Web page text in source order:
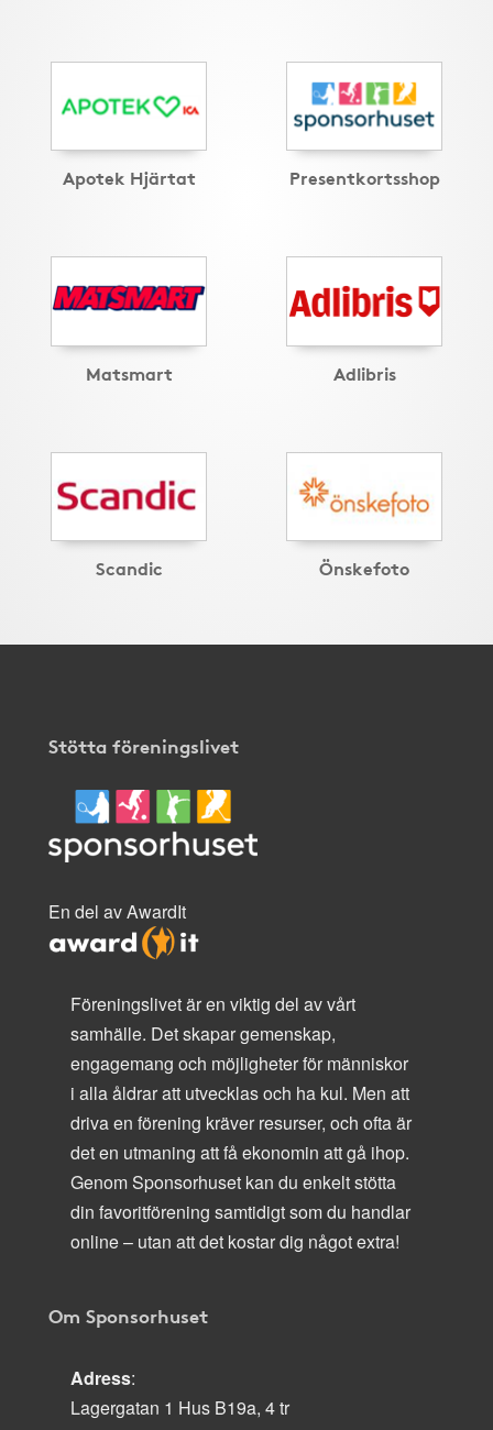
Apotek Hjärtat Presentkortsshop
Matsmart Adlibris
Scandic Önskefoto
Stötta föreningslivet
En del av AwardIt
Föreningslivet är en viktig del av vårt
samhälle. Det skapar gemenskap,
engagemang och möjligheter för människor
i alla åldrar att utvecklas och ha kul. Men att
driva en förening kräver resurser, och ofta är
det en utmaning att få ekonomin att gå ihop.
Genom Sponsorhuset kan du enkelt stötta
din favoritförening samtidigt som du handlar
online – utan att det kostar dig något extra!
Om Sponsorhuset
Adress:
Lagergatan 1 Hus B19a, 4 tr